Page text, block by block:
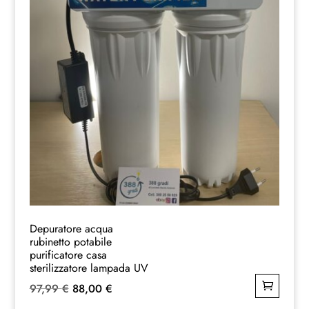
Depuratore acqua
rubinetto potabile
purificatore casa
sterilizzatore lampada UV
97,99€ Il
88,00 €Il